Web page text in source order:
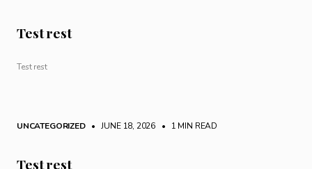
Test rest
Test rest
UNCATEGORIZED • JUNE 18, 2026 • 1 MIN READ
Test rest